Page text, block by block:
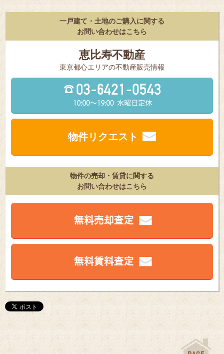
一戸建て・土地のご購入に関する
お問い合わせはこちら
恵比寿不動産
東京都⼼エリアの不動産販売情報
物件リクエスト
物件の売却・賃貸に関する
お問い合わせはこちら